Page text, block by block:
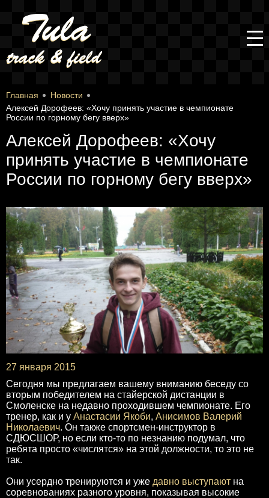
Главная
Новости
Алексей Дорофеев: «Хочу принять участие в чемпионате
России по горному бегу вверх»
Алексей Дорофеев: «Хочу
принять участие в чемпионате
России по горному бегу вверх»
27 января 2015
Сегодня мы предлагаем вашему вниманию беседу со
вторым победителем на стайерской дистанции в
Смоленске на недавно проходившем чемпионате. Его
тренер, как и у Анастасии Якоби, Анисимов Валерий
Николаевич. Он также спортсмен-инструктор в
СДЮСШОР, но если кто-то по незнанию подумал, что
ребята просто «числятся» на этой должности, то это не
так.
Они усердно тренируются и уже давно выступают на
соревнованиях разного уровня, показывая высокие